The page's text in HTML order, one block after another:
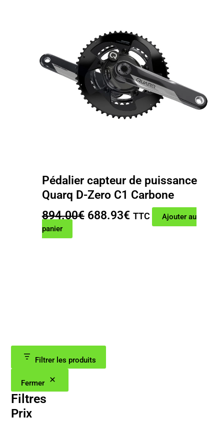
Filtrer les produits
Fermer
Filtres
Prix
Pédalier capteur de puissance
Quarq D-Zero C1 Carbone
894.00€ Le
688.93€Le
TTC
Ajouter au
panier